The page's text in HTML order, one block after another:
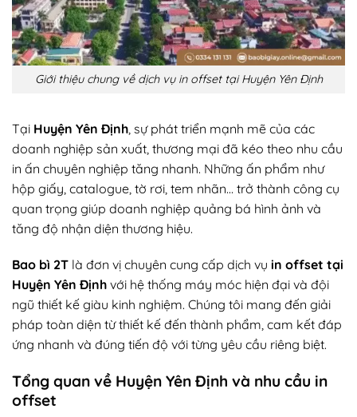
Giới thiệu chung về dịch vụ in offset tại Huyện Yên Định
Tại Huyện Yên Định , sự phát triển mạnh mẽ của các
doanh nghiệp sản xuất, thương mại đã kéo theo nhu cầu
in ấn chuyên nghiệp tăng nhanh. Những ấn phẩm như
hộp giấy, catalogue, tờ rơi, tem nhãn… trở thành công cụ
quan trọng giúp doanh nghiệp quảng bá hình ảnh và
tăng độ nhận diện thương hiệu.
Bao bì 2T là đơn vị chuyên cung cấp dịch vụ in offset tại
Huyện Yên Định với hệ thống máy móc hiện đại và đội
ngũ thiết kế giàu kinh nghiệm. Chúng tôi mang đến giải
pháp toàn diện từ thiết kế đến thành phẩm, cam kết đáp
ứng nhanh và đúng tiến độ với từng yêu cầu riêng biệt.
Tổng quan về Huyện Yên Định và nhu cầu in
offset